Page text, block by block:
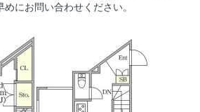
にお問い合わせください。